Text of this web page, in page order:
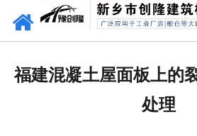
福建混凝土屋面板上的
处理